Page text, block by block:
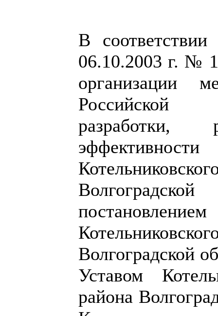
В
06.10.2003 г. №
организации
Российской
Волгоградской
Уставом
района